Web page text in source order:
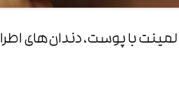
لمینت با پوست، دندان‌های